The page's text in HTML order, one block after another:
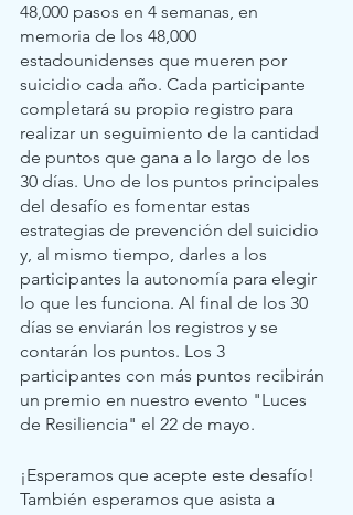
48,000 pasos en 4 semanas, en
memoria de los 48,000
estadounidenses que mueren por
suicidio cada año. Cada participante
completará su propio registro para
realizar un seguimiento de la cantidad
de puntos que gana a lo largo de los
30 días. Uno de los puntos principales
del desafío es fomentar estas
estrategias de prevención del suicidio
y, al mismo tiempo, darles a los
participantes la autonomía para elegir
lo que les funciona. Al final de los 30
días se enviarán los registros y se
contarán los puntos. Los 3
participantes con más puntos recibirán
un premio en nuestro evento "Luces
de Resiliencia" el 22 de mayo.
¡Esperamos que acepte este desafío!
También esperamos que asista a